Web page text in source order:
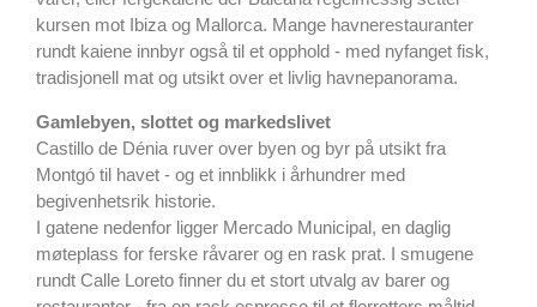
kursen mot Ibiza og Mallorca. Mange havnerestauranter
rundt kaiene innbyr også til et opphold - med nyfanget fisk,
tradisjonell mat og utsikt over et livlig havnepanorama.
Gamlebyen, slottet og markedslivet
Castillo de Dénia ruver over byen og byr på utsikt fra
Montgó til havet - og et innblikk i århundrer med
begivenhetsrik historie.
I gatene nedenfor ligger Mercado Municipal, en daglig
møteplass for ferske råvarer og en rask prat. I smugene
rundt Calle Loreto finner du et stort utvalg av barer og